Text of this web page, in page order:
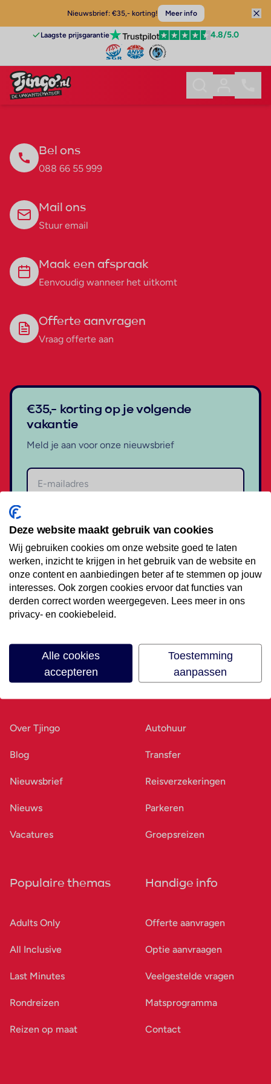
Nieuwsbrief: €35,- korting! Meer info
Laagste prijsgarantie 4.8/5.0
Bel ons
088 66 55 999
Mail ons
Stuur email
Maak een afspraak
Eenvoudig wanneer het uitkomt
Offerte aanvragen
Vraag offerte aan
€35,- korting op je volgende
vakantie
Meld je aan voor onze nieuwsbrief
Volg ons op social media
Over Tjingo
Blog
Nieuwsbrief
Nieuws
Vacatures
Autohuur
Transfer
Reisverzekeringen
Parkeren
Groepsreizen
Populaire themas
Adults Only
All Inclusive
Last Minutes
Rondreizen
Reizen op maat
Handige info
Offerte aanvragen
Optie aanvraagen
Veelgestelde vragen
Matsprogramma
Contact
Deze website maakt gebruik van cookies
Wij gebruiken cookies om onze website goed te laten
werken, inzicht te krijgen in het gebruik van de website en
onze content en aanbiedingen beter af te stemmen op jouw
interesses. Ook zorgen cookies ervoor dat functies van
derden correct worden weergegeven. Lees meer in ons
privacy- en cookiebeleid.
Alle cookies
accepteren
Toestemming
aanpassen